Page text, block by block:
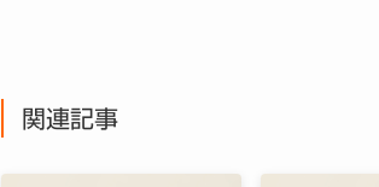
関連記事